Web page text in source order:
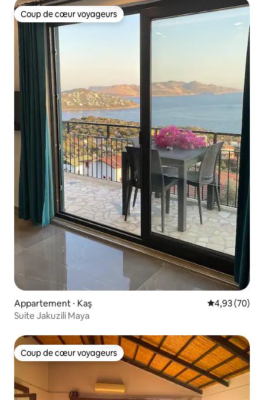
Coup de cœur voyageurs
Coup de cœur voyageurs
Appartement ⋅ Kaş Évaluation
4,93 (70)
Suite Jakuzili Maya
Coup de cœur voyageurs
Coup de cœur voyageurs